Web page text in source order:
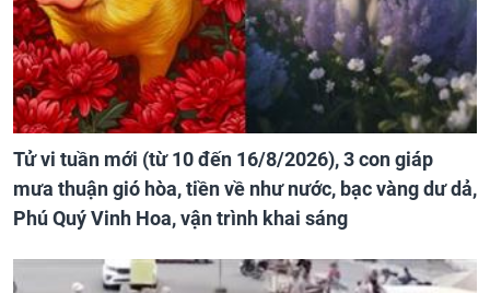
Tử vi tuần mới (từ 10 đến 16/8/2026), 3 con giáp
mưa thuận gió hòa, tiền về như nước, bạc vàng dư dả,
Phú Quý Vinh Hoa, vận trình khai sáng